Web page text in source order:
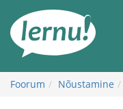
juurde
Foorum Nõustamine